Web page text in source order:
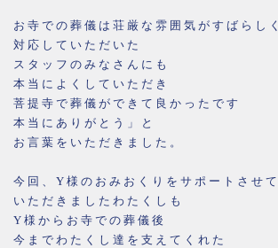
お寺での葬儀は荘厳な雰囲気がすばらしく
対応していただいた
スタッフのみなさんにも
本当によくしていただき
菩提寺で葬儀ができて良かったです
本当にありがとう」と
お言葉をいただきました。
今回、Y様のおみおくりをサポートさせて
いただきましたわたくしも
Y様からお寺での葬儀後
今までわたくし達を支えてくれた